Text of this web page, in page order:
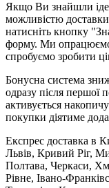
Якщо Ви знайшли
можливістю
натисніть кнопку
форму. Ми
спробуємо зробити
Бонусна система
одразу після першої
активується
покупки діятиме
Експрес доставка в
Львів, Кривий Ріг,
Полтава, Черкаси,
Рівне, Івано-